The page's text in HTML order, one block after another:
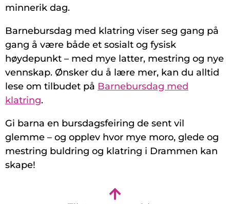
minnerik dag.
Barnebursdag med klatring viser seg gang på
gang å være både et sosialt og fysisk
høydepunkt – med mye latter, mestring og nye
vennskap. Ønsker du å lære mer, kan du alltid
lese om tilbudet på Barnebursdag med
klatring.
Gi barna en bursdagsfeiring de sent vil
glemme – og opplev hvor mye moro, glede og
mestring buldring og klatring i Drammen kan
skape!